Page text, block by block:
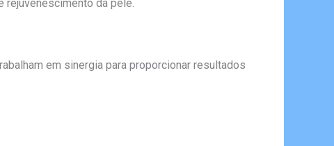
rejuvenescimento da pele.
em sinergia para proporcionar resultados